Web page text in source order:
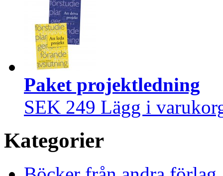
Paket projektledning
SEK 249 Lägg i
Kategorier